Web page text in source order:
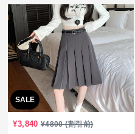
SALE
¥3,840 ¥4800(割引前)